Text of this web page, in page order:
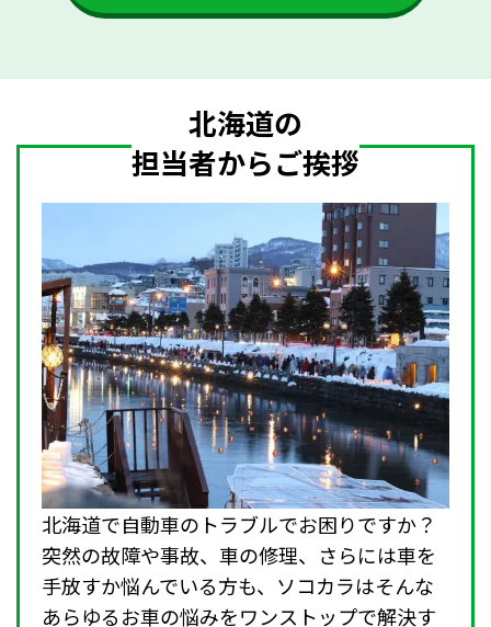
北海道の
担当者からご挨拶
北海道で自動車のトラブルでお困りですか？
突然の故障や事故、車の修理、さらには車を
手放すか悩んでいる方も、ソコカラはそんな
あらゆるお車の悩みをワンストップで解決す